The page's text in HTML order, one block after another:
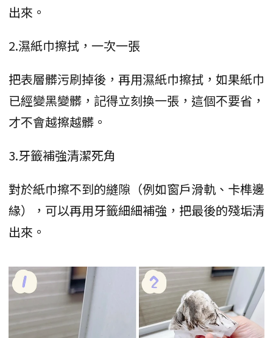
出來。
2.濕紙巾擦拭，一次一張
把表層髒污刷掉後，再用濕紙巾擦拭，如果紙巾
已經變黑變髒，記得立刻換一張，這個不要省，
才不會越擦越髒。
3.牙籤補強清潔死角
對於紙巾擦不到的縫隙（例如窗戶滑軌、卡榫邊
緣），可以再用牙籤細細補強，把最後的殘垢清
出來。